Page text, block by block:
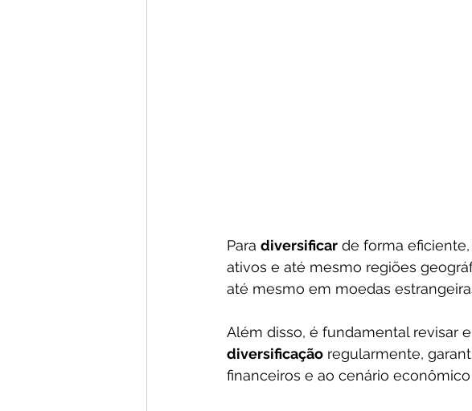
Para diversificar de forma
ativos e até mesmo regiões
até mesmo em moedas
Além disso, é fundamental revisar
diversificação regularmente,
financeiros e ao cenário